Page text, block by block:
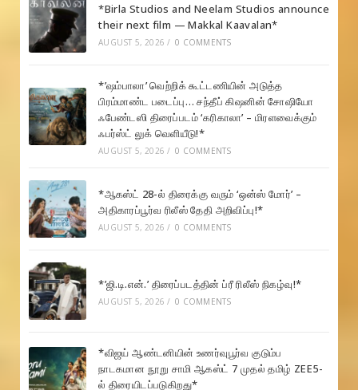
*Birla Studios and Neelam Studios announce
their next film — Makkal Kaavalan*
AUGUST 5, 2026 / 0 COMMENTS
*’ஷம்பாலா’ வெற்றிக் கூட்டணியின் அடுத்த
பிரம்மாண்ட படைப்பு… சந்தீப் கிஷனின் சோஷியோ
ஃபேண்டஸி திரைப்படம் ‘கரிகாலா’ – மிரளவைக்கும்
ஃபர்ஸ்ட் லுக் வெளியீடு!*
AUGUST 5, 2026 / 0 COMMENTS
*ஆகஸ்ட் 28-ல் திரைக்கு வரும் ‘ஒன்ஸ் மோர்’ –
அதிகாரப்பூர்வ ரிலீஸ் தேதி அறிவிப்பு!*
AUGUST 5, 2026 / 0 COMMENTS
*’ஜி.டி.என்.’ திரைப்படத்தின் ப்ரீ ரிலீஸ் நிகழ்வு!*
AUGUST 5, 2026 / 0 COMMENTS
*விஜய் ஆண்டனியின் உணர்வுபூர்வ குடும்ப
நாடகமான நூறு சாமி ஆகஸ்ட் 7 முதல் தமிழ் ZEE5-
ல் திரையிடப்படுகிறது*